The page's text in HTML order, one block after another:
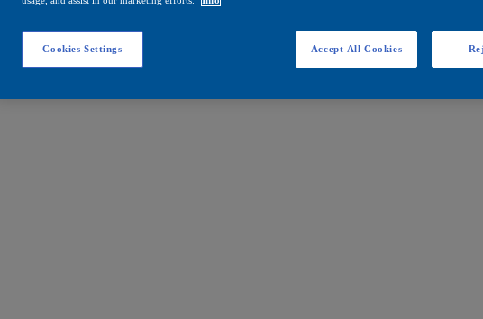
Cookies Settings Accept All Cookies